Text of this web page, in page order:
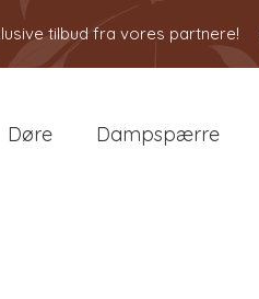
tilbud fra vores partnere!
Døre Dampspærre